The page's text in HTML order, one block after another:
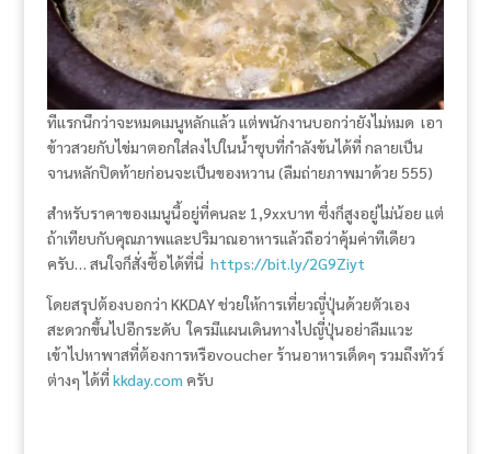
ทีแรกนึกว่าจะหมดเมนูหลักแล้ว แต่พนักงานบอกว่ายังไม่หมด เอา
ข้าวสวยกับไข่มาตอกใส่ลงไปในน้ำซุบที่กำลังข้นได้ที่ กลายเป็น
จานหลักปิดท้ายก่อนจะเป็นของหวาน (ลืมถ่ายภาพมาด้วย 555)
สำหรับราคาของเมนูนี้อยู่ที่คนละ 1,9xxบาท ซึ่งก็สูงอยู่ไม่น้อย แต่
ถ้าเทียบกับคุณภาพและปริมาณอาหารแล้วถือว่าคุ้มค่าทีเดียว
ครับ… สนใจก็สั่งซื้อได้ที่นี่ https://bit.ly/2G9Ziyt
โดยสรุปต้องบอกว่า KKDAY ช่วยให้การเที่ยวญี่ปุ่นด้วยตัวเอง
สะดวกขึ้นไปอีกระดับ ใครมีแผนเดินทางไปญี่ปุ่นอย่าลืมแวะ
เข้าไปหาพาสที่ต้องการหรือvoucher ร้านอาหารเด็ดๆ รวมถึงทัวร์
ต่างๆ ได้ที่ kkday.com ครับ